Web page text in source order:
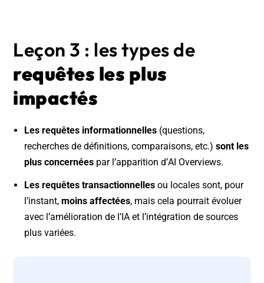
Leçon 3 : les types de
requêtes les plus
impactés
Les requêtes informationnelles(questions,
recherches de définitions, comparaisons, etc.) sont les
plus concernéespar l’apparition d’AI Overviews.
Les requêtes transactionnellesou locales sont, pour
l’instant, moins affectées, mais cela pourrait évoluer
avec l’amélioration de l’IA et l’intégration de sources
plus variées.